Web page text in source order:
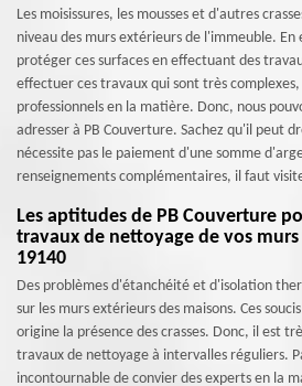
Les moisissures, les mousses et d'autres
niveau des murs extérieurs de l'immeuble.
protéger ces surfaces en effectuant des
effectuer ces travaux qui sont très
professionnels en la matière. Donc, nous
adresser à PB Couverture. Sachez qu'il peut
nécessite pas le paiement d'une somme
renseignements complémentaires, il faut
Les aptitudes de PB Couverture
travaux de nettoyage de vos
19140
Des problèmes d'étanchéité et d'isolation
sur les murs extérieurs des maisons. Ces
origine la présence des crasses. Donc, il est
travaux de nettoyage à intervalles réguliers.
incontournable de convier des experts en la